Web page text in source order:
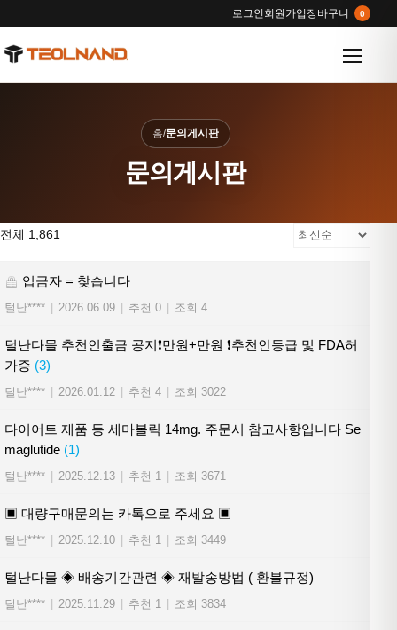
로그인회원가입장바구니 0
홈/문의게시판
문의게시판
전체 1,861
입금자 = 찾습니다
털난**** 2026.06.09 추천 0 조회 4
털난다몰 추천인출금 공지❗만원+만원 ❗추천인등급 및 FDA허
가증 (3)
털난**** 2026.01.12 추천 4 조회 3022
다이어트 제품 등 세마볼릭 14mg. 주문시 참고사항입니다 Se
maglutide (1)
털난**** 2025.12.13 추천 1 조회 3671
▣ 대량구매문의는 카톡으로 주세요 ▣
털난**** 2025.12.10 추천 1 조회 3449
털난다몰 ◈ 배송기간관련 ◈ 재발송방법 ( 환불규정)
털난**** 2025.11.29 추천 1 조회 3834